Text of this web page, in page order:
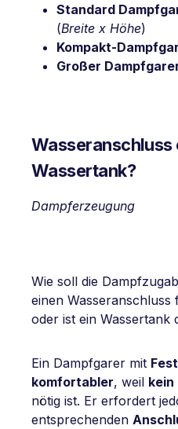
Standard
(Breite x Höhe)
Kompakt-
Großer
Wasseranschluss
Wassertank?
Dampferzeugung
Wie soll die
einen
oder ist ein Wassertank
Ein Dampfgarer mit
komfortabler, weil kein
nötig ist. Er erfordert
entsprechenden